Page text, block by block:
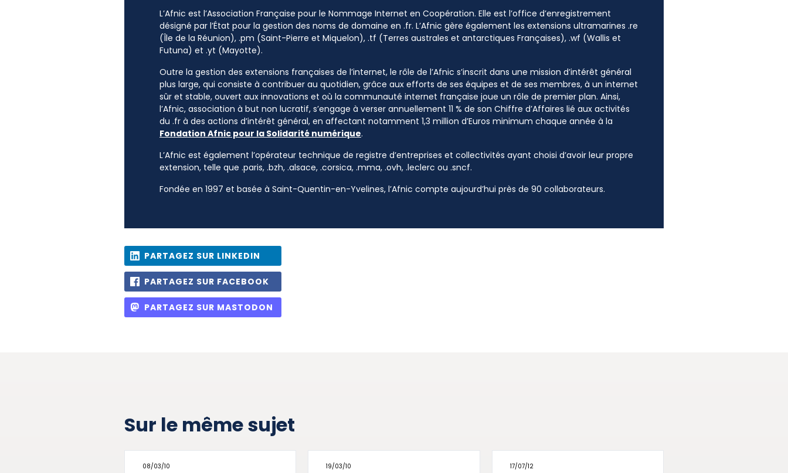
L’Afnic est l’Association Française pour le Nommage Internet en Coopération. Elle est l’office d’enregistrement
désigné par l’État pour la gestion des noms de domaine en .fr. L’Afnic gère également les extensions ultramarines .re
(Île de la Réunion), .pm (Saint-Pierre et Miquelon), .tf (Terres australes et antarctiques Françaises), .wf (Wallis et
Futuna) et .yt (Mayotte).
Outre la gestion des extensions françaises de l’internet, le rôle de l’Afnic s’inscrit dans une mission d’intérêt général
plus large, qui consiste à contribuer au quotidien, grâce aux efforts de ses équipes et de ses membres, à un internet
sûr et stable, ouvert aux innovations et où la communauté internet française joue un rôle de premier plan. Ainsi,
l’Afnic, association à but non lucratif, s’engage à verser annuellement 11 % de son Chiffre d’Affaires lié aux activités
du .fr à des actions d’intérêt général, en affectant notamment 1,3 million d’Euros minimum chaque année à la
Fondation Afnic pour la Solidarité numérique.
L’Afnic est également l’opérateur technique de registre d’entreprises et collectivités ayant choisi d’avoir leur propre
extension, telle que .paris, .bzh, .alsace, .corsica, .mma, .ovh, .leclerc ou .sncf.
Fondée en 1997 et basée à Saint-Quentin-en-Yvelines, l’Afnic compte aujourd’hui près de 90 collaborateurs.
PARTAGEZ SUR LINKEDIN
PARTAGEZ SUR FACEBOOK
PARTAGEZ SUR MASTODON
Sur le même sujet
08/03/10 19/03/10 17/07/12